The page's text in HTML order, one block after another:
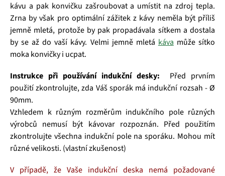
kávu a pak konvičku zašroubovat a umístit na zdroj tepla.
Zrna by však pro optimální zážitek z kávy neměla být příliš
jemně mletá, protože by pak propadávala sítkem a dostala
by se až do vaší kávy. Velmi jemně mletá káva může sítko
moka konvičky i ucpat.
Instrukce při používání indukční desky: Před prvním
použití zkontrolujte, zda Váš sporák má indukční rozsah - Ø
90mm.
Vzhledem k různým rozměrům indukčního pole různých
výrobců nemusí být kávovar rozpoznán. Před použitím
zkontrolujte všechna indukční pole na sporáku. Mohou mít
různé velikosti. (vlastní zkušenost)
V případě, že Vaše indukční deska nemá požadované